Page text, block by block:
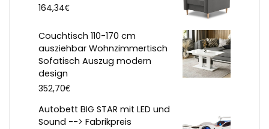
164,34€
Couchtisch 110-170 cm
ausziehbar Wohnzimmertisch
Sofatisch Auszug modern
design
352,70€
Autobett BIG STAR mit LED und
Sound --> Fabrikpreis